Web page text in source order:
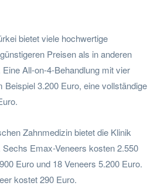
bietet viele hochwertige
Preisen als in anderen
All-on-4-Behandlung mit vier
Beispiel 3.200 Euro, eine vollständige
Zahnmedizin bietet die Klinik
Emax-Veneers kosten 2.550
Euro und 18 Veneers 5.200 Euro.
kostet 290 Euro.